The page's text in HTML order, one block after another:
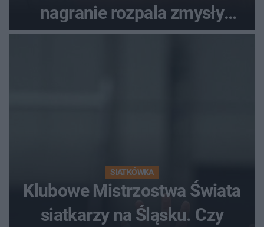
nagranie rozpala zmysły
fanów
SIATKÓWKA
Klubowe Mistrzostwa Świata
siatkarzy na Śląsku. Czy